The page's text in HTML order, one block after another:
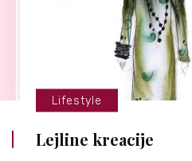
Lifestyle
Lejline kreacije